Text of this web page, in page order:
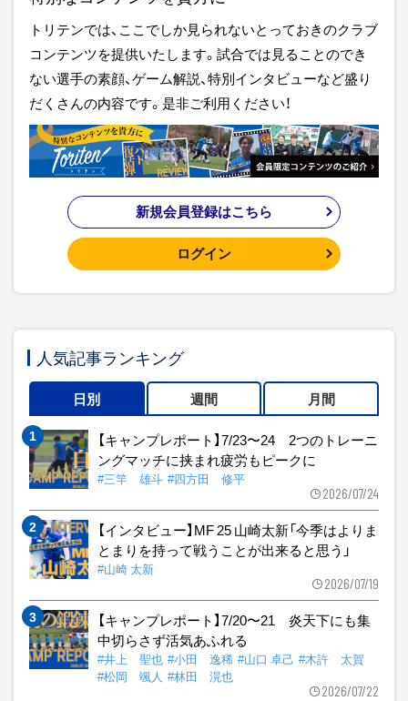
トリテンでは、ここでしか見られないとっておきのクラブ
コンテンツを提供いたします。試合では見ることのでき
ない選手の素顔、ゲーム解説、特別インタビューなど盛り
だくさんの内容です。是非ご利用ください！
新規会員登録はこちら
ログイン
人気記事ランキング
日別 週間 月間
【キャンプレポート】7/23〜24 2つのトレーニ
ングマッチに挟まれ疲労もピークに
#三竿 雄斗 #四方田 修平
2026/07/24
【インタビュー】MF 25 山崎太新「今季はよりま
とまりを持って戦うことが出来ると思う」
#山崎 太新
2026/07/19
【キャンプレポート】7/20〜21 炎天下にも集
中切らさず活気あふれる
#井上 聖也 #小田 逸稀 #山口 卓己 #木許 太賀
#松岡 颯人 #林田 滉也
2026/07/22